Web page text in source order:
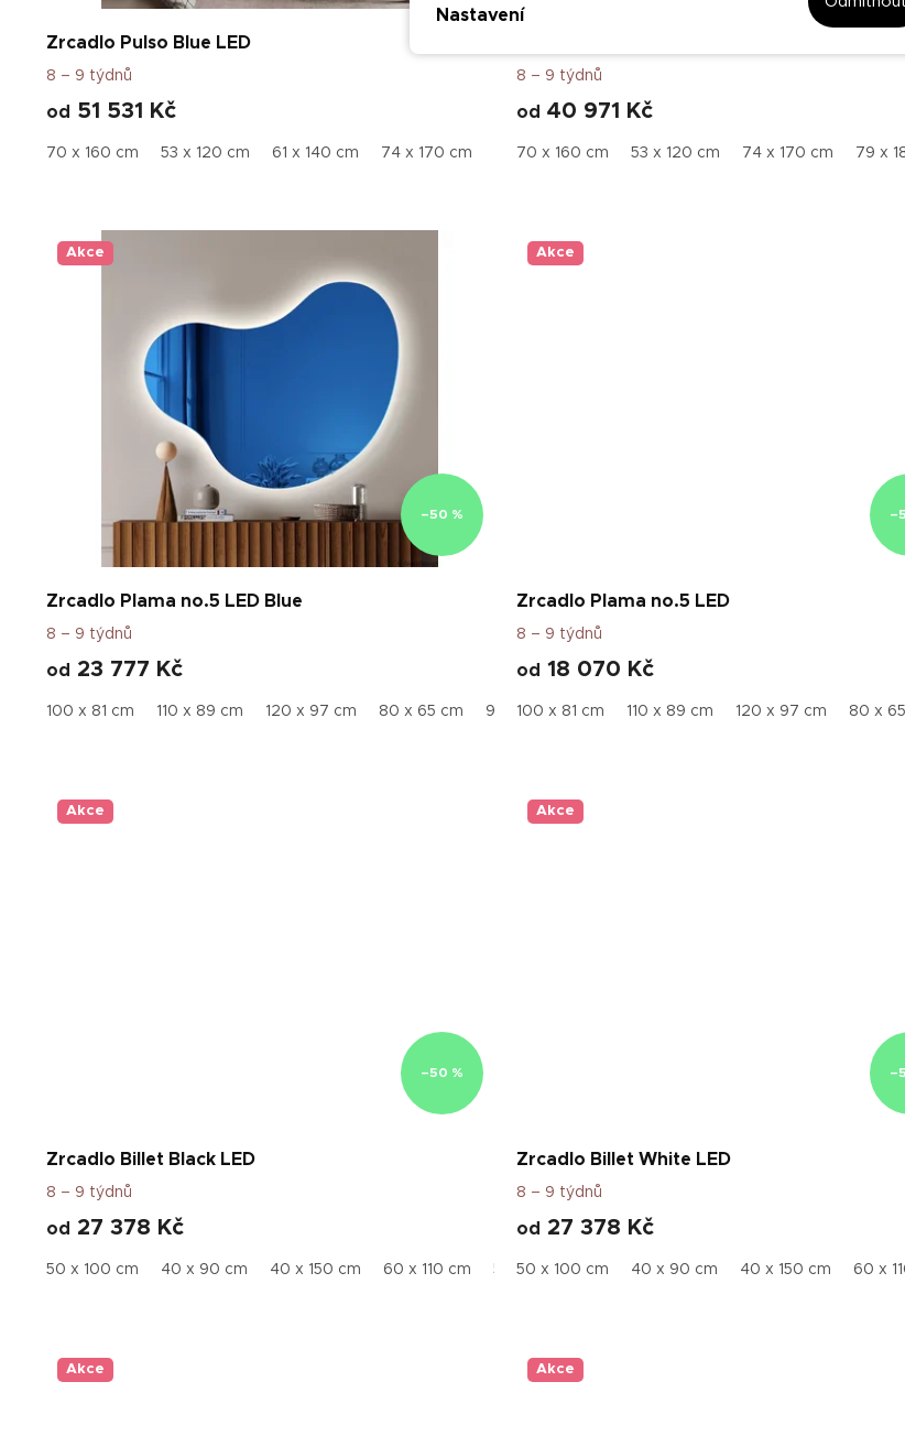
Nastavení
Zrcadlo Pulso Blue LED
8 – 9 týdnů
od 51 531 Kč
70 x 160 cm 53 x 120 cm 61 x 140 cm 74 x 170 cm 79 x 180 cm
8 – 9 týdnů
od 40 971 Kč
70 x 160 cm 53 x 120 cm 74 x 170 cm 79 x
Akce
–50 %
Zrcadlo Plama no.5 LED Blue
8 – 9 týdnů
od 23 777 Kč
100 x 81 cm 110 x 89 cm 120 x 97 cm 80 x 65 cm 90 x 73 cm
Akce
Zrcadlo Plama no.5 LED
8 – 9 týdnů
od 18 070 Kč
100 x 81 cm 110 x 89 cm 120 x 97 cm 80 x
Akce
–50 %
Zrcadlo Billet Black LED
8 – 9 týdnů
od 27 378 Kč
50 x 100 cm 40 x 90 cm 40 x 150 cm 60 x 110 cm 50 x 170 cm 60 x 190 cm 70 x 200 cm
Akce
Zrcadlo Billet White LED
8 – 9 týdnů
od 27 378 Kč
50 x 100 cm 40 x 90 cm 40 x 150 cm 60 x
Akce Akce